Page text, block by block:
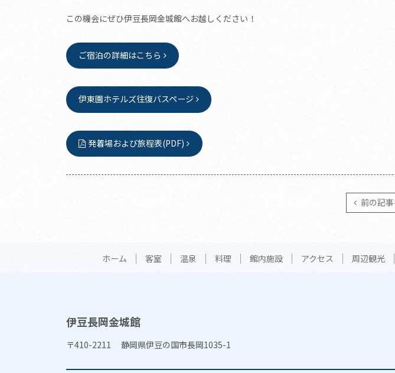
この機会にぜひ伊豆長岡金城館へお越しください！
ご宿泊の詳細はこちら
伊東園ホテルズ往復バスページ
発着場および旅程表(PDF)
前の記
ホーム 客室 温泉 料理 館内施設 アクセス 周辺観光
伊豆長岡金城館
〒410-2211 静岡県伊豆の国市長岡1035-1